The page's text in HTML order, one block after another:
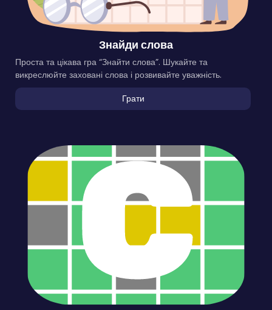
Знайди слова
Проста та цікава гра “Знайти слова”. Шукайте та
викреслюйте заховані слова і розвивайте уважність.
Грати